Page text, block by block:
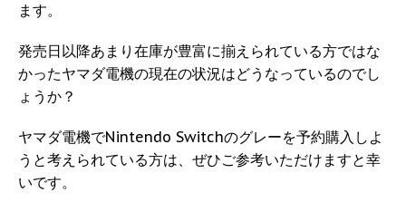
ます。
発売日以降あまり在庫が豊富に揃えられている方ではな
かったヤマダ電機の現在の状況はどうなっているのでし
ょうか？
ヤマダ電機でNintendo Switchのグレーを予約購入しよ
うと考えられている方は、ぜひご参考いただけますと幸
いです。